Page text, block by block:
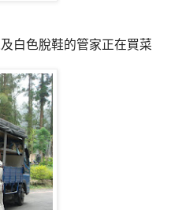
白色脫鞋的管家正在買菜